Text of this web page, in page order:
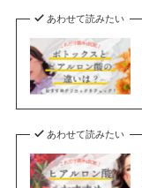
あわせて読みたい
あわせて読みたい